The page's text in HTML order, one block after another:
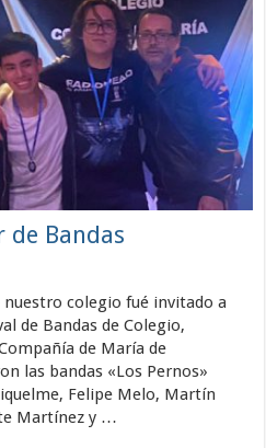
de Bandas
nuestro colegio fué invitado a
de Bandas de Colegio,
de María de
las bandas «Los Pernos»
Felipe Melo, Martín
Martínez y …